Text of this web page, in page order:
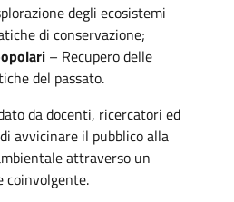
degli ecosistemi
di conservazione;
– Recupero delle
del passato.
da docenti, ricercatori ed
avvicinare il pubblico alla
attraverso un
coinvolgente.